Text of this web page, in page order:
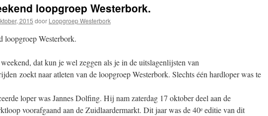
loopgroep Westerbork.
2015 door Loopgroep Westerbork
loopgroep Westerbork.
dat kun je wel zeggen als je in de uitslagenlijsten van
zoekt naar atleten van de loopgroep Westerbork. Slechts één hardloper was te
loper was Jannes Dolfing. Hij nam zaterdag 17 oktober deel aan de
voorafgaand aan de Zuidlaardermarkt. Dit jaar was de 40e editie van dit